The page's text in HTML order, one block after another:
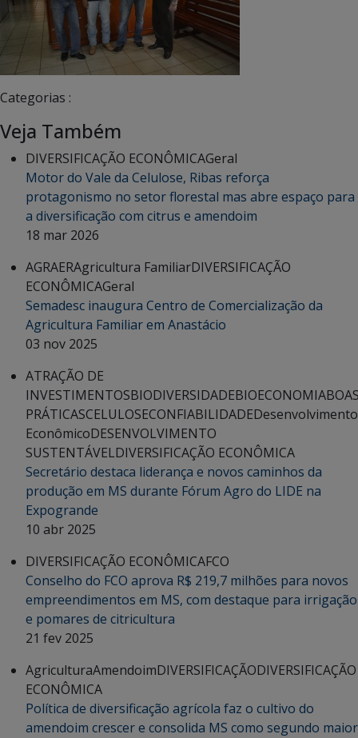
Categorias :
Veja Também
DIVERSIFICAÇÃO ECONÔMICAGeral
Motor do Vale da Celulose, Ribas reforça
protagonismo no setor florestal mas abre espaço para
a diversificação com citrus e amendoim
18 mar 2026
AGRAERAgricultura FamiliarDIVERSIFICAÇÃO
ECONÔMICAGeral
Semadesc inaugura Centro de Comercialização da
Agricultura Familiar em Anastácio
03 nov 2025
ATRAÇÃO DE
INVESTIMENTOSBIODIVERSIDADEBIOECONOMIA
PRÁTICASCELULOSECONFIABILIDADEDesenvolvimento
EconômicoDESENVOLVIMENTO
SUSTENTÁVELDIVERSIFICAÇÃO ECONÔMICA
Secretário destaca liderança e novos caminhos da
produção em MS durante Fórum Agro do LIDE na
Expogrande
10 abr 2025
DIVERSIFICAÇÃO ECONÔMICAFCO
Conselho do FCO aprova R$ 219,7 milhões para novos
empreendimentos em MS, com destaque para irrigação
e pomares de citricultura
21 fev 2025
AgriculturaAmendoimDIVERSIFICAÇÃODIVERSIFICAÇÃO
ECONÔMICA
Política de diversificação agrícola faz o cultivo do
amendoim crescer e consolida MS como segundo maior